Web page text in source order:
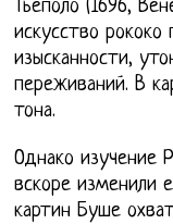
Тьеполо (1696,
искусство
изысканности,
переживаний. В
тона.
Однако изучение
вскоре изменили
картин Буше